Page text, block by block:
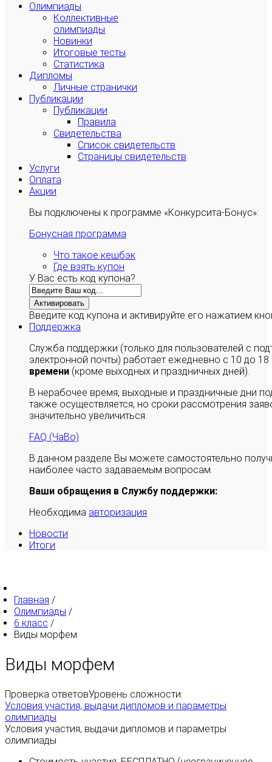
Олимпиады
Коллективные
олимпиады
Новинки
Итоговые тесты
Статистика
Дипломы
Личные странички
Публикации
Публикации
Правила
Свидетельства
Список свидетельств
Страницы свидетельств
Услуги
Оплата
Акции
Вы подключены к программе «Конкурсита-Бонус»:
Бонусная программа
Что такое кешбэк
Где взять купон
У Вас есть код купона?
Активировать
Введите код купона и активируйте его нажатием
Поддержка
Служба поддержки (только для пользователей с
электронной почты) работает ежедневно с 10 до
времени (кроме выходных и праздничных дней).
В нерабочее время, выходные и праздничные дни
также осуществляется, но сроки рассмотрения
значительно увеличиться.
FAQ (ЧаВо)
В данном разделе Вы можете самостоятельно
наиболее часто задаваемым вопросам.
Ваши обращения в Службу поддержки:
Необходима авторизация
Новости
Итоги
Главная /
Олимпиады /
6 класс /
Виды морфем
Виды морфем
Проверка ответовУровень сложности:
Условия участия, выдачи дипломов и параметры
олимпиады
Условия участия, выдачи дипломов и параметры
олимпиады